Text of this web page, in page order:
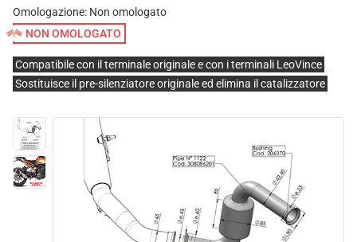
Omologazione: Non omologato
NON OMOLOGATO
Compatibile con il terminale originale e con i terminali LeoVince
Sostituisce il pre-silenziatore originale ed elimina il catalizzatore